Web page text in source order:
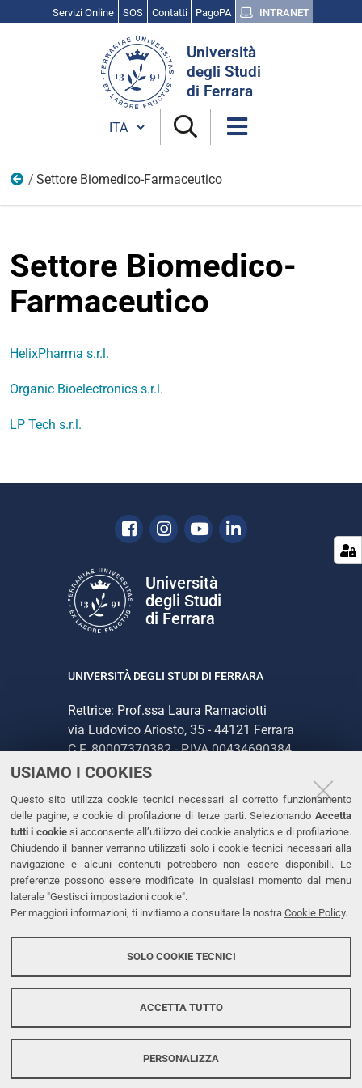
USIAMO I COOKIES
Questo sito utilizza cookie tecnici necessari al corretto funzionamento
delle pagine, e cookie di profilazione di terze parti. Selezionando Accetta
tutti i cookiesi acconsente all’utilizzo dei cookie analytics e di profilazione.
Chiudendo il banner verranno utilizzati solo i cookie tecnici necessari alla
navigazione e alcuni contenuti potrebbero non essere disponibili. Le
preferenze possono essere modificate in qualsiasi momento dal menu
laterale "Gestisci impostazioni cookie".
Per maggiori informazioni, ti invitiamo a consultare la nostra Cookie Policy.
SOLO COOKIE TECNICI
ACCETTA TUTTO
PERSONALIZZA
Servizi Online SOS Contatti PagoPA INTRANET
Università
degli Studi
di Ferrara
Cambia lingua
I nostri Spin off accreditati
Settore Biomedico-Farmaceutico
Settore Biomedico-
Farmaceutico
HelixPharma s.r.l.
Organic Bioelectronics s.r.l.
LP Tech s.r.l.
Facebook
Instagram
YoutubeLinkedin
Università
degli Studi
di Ferrara
UNIVERSITÀ DEGLI STUDI DI FERRARA
Rettrice: Prof.ssa Laura Ramaciotti
via Ludovico Ariosto, 35 - 44121 Ferrara
C.F. 80007370382 - P.IVA 00434690384
CONTATTI
Tel. +39 0532 293111
Fax. +39 0532 293031
PEC
LINKS
Accessibilità
Protezione dati personali